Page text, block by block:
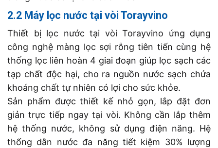
2.2 Máy lọc nước tại vòi Torayvino
Thiết bị lọc nước tại vòi Torayvino ứng dụng
công nghệ màng lọc sợi rỗng tiên tiến cùng hệ
thống lọc liên hoàn 4 giai đoạn giúp lọc sạch các
tạp chất độc hại, cho ra nguồn nước sạch chứa
khoáng chất tự nhiên có lợi cho sức khỏe.
Sản phẩm được thiết kế nhỏ gọn, lắp đặt đơn
giản trực tiếp ngay tại vòi. Không cần lắp thêm
hệ thống nước, không sử dụng điện năng. Hệ
thống dẫn nước đa năng tiết kiệm 30% lượng